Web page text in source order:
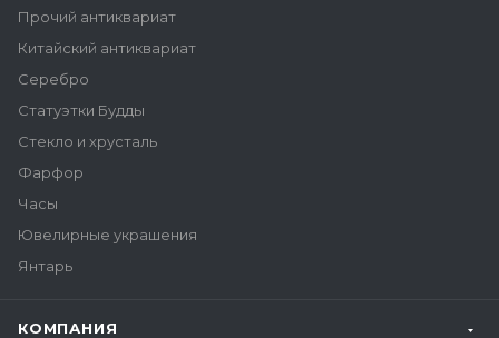
Прочий антиквариат
Китайский антиквариат
Серебро
Статуэтки Будды
Стекло и хрусталь
Фарфор
Часы
Ювелирные украшения
Янтарь
КОМПАНИЯ